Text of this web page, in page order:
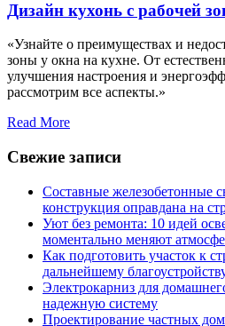
Дизайн кухонь с рабочей
«Узнайте о преимуществах и
зоны у окна на кухне. От
улучшения настроения и
рассмотрим все аспекты.»
Read More
Свежие записи
Составные железобетонные
конструкция оправдана на
Уют без ремонта: 10 идей
моментально меняют
Как подготовить участок к
дальнейшему
Электрокарниз для
надежную систему
Проектирование частных